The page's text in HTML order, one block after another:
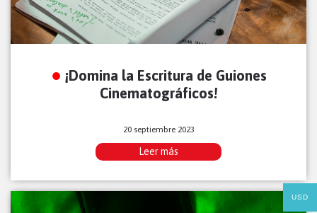
¡Domina la Escritura de Guiones
Cinematográficos!
20 septiembre 2023
Leer más
USD